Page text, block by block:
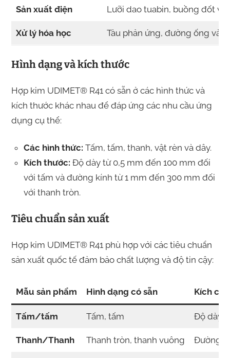
Sản xuất điện Lưỡi dao tuabin, buồng đốt và
Xử lý hóa học Tàu phản ứng, đường ống và
Hình dạng và kích thước
Hợp kim UDIMET® R41 có sẵn ở các hình thức và
kích thước khác nhau để đáp ứng các nhu cầu ứng
dụng cụ thể:
Các hình thức: Tấm, tấm, thanh, vật rèn và dây.
Kích thước: Độ dày từ 0,5 mm đến 100 mm đối
với tấm và đường kính từ 1 mm đến 300 mm đối
với thanh tròn.
Tiêu chuẩn sản xuất
Hợp kim UDIMET® R41 phù hợp với các tiêu chuẩn
sản xuất quốc tế đảm bảo chất lượng và độ tin cậy:
Mẫu sản phẩm Hình dạng có sẵn Kích cỡ
Tấm/tấm Tấm, tấm Độ dày:
Thanh/Thanh Thanh tròn, thanh vuông Đường